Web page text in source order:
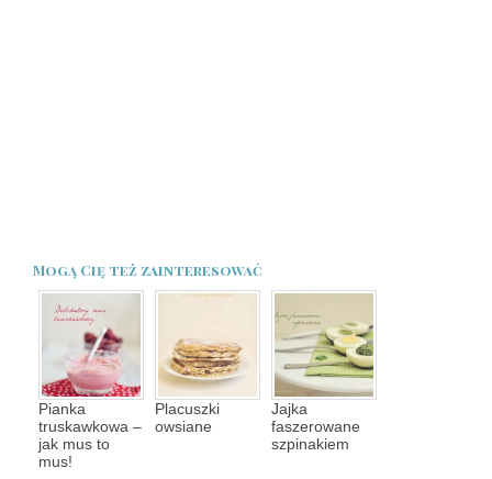
Mogą Cię też zainteresować
Pianka
truskawkowa –
jak mus to
mus!
Placuszki
owsiane
Jajka
faszerowane
szpinakiem